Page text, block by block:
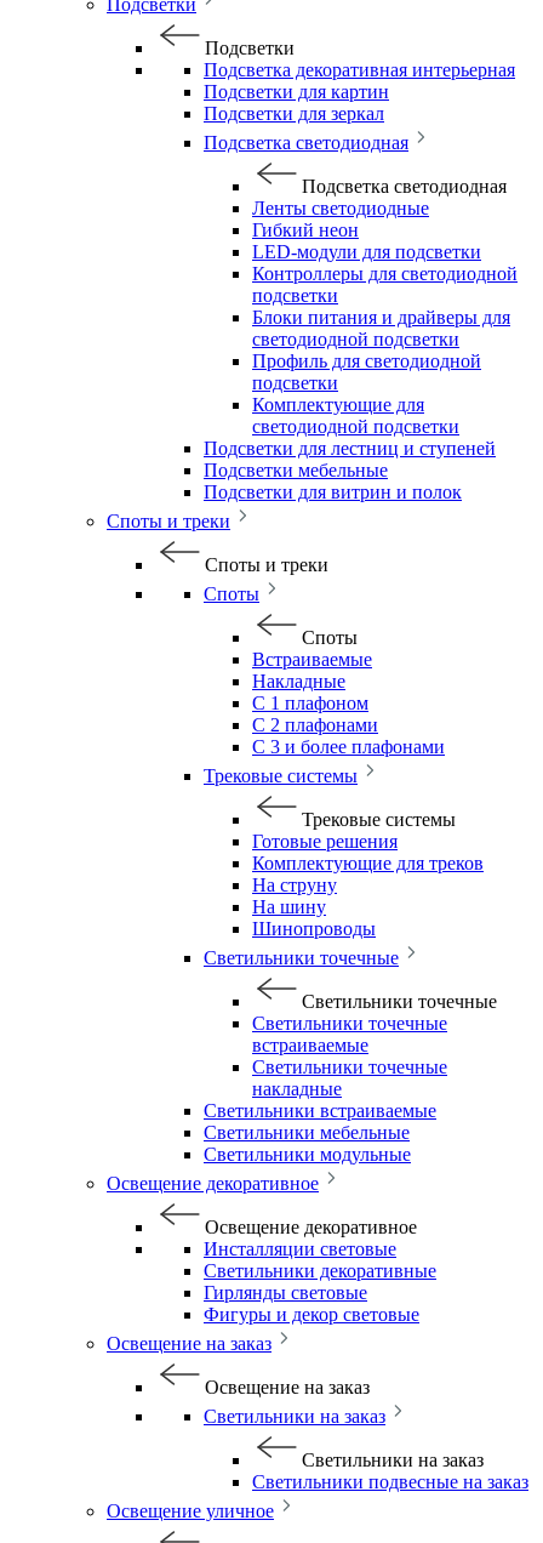
Подсветки
Подсветки
Подсветка декоративная интерьерная
Подсветки для картин
Подсветки для зеркал
Подсветка светодиодная
Подсветка светодиодная
Ленты светодиодные
Гибкий неон
LED-модули для подсветки
Контроллеры для светодиодной
подсветки
Блоки питания и драйверы для
светодиодной подсветки
Профиль для светодиодной
подсветки
Комплектующие для
светодиодной подсветки
Подсветки для лестниц и ступеней
Подсветки мебельные
Подсветки для витрин и полок
Споты и треки
Споты и треки
Споты
Споты
Встраиваемые
Накладные
С 1 плафоном
С 2 плафонами
С 3 и более плафонами
Трековые системы
Трековые системы
Готовые решения
Комплектующие для треков
На струну
На шину
Шинопроводы
Светильники точечные
Светильники точечные
Светильники точечные
встраиваемые
Светильники точечные
накладные
Светильники встраиваемые
Светильники мебельные
Светильники модульные
Освещение декоративное
Освещение декоративное
Инсталляции световые
Светильники декоративные
Гирлянды световые
Фигуры и декор световые
Освещение на заказ
Освещение на заказ
Светильники на заказ
Светильники на заказ
Светильники подвесные на заказ
Освещение уличное